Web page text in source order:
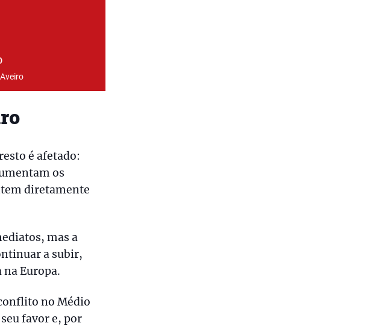
é afetado:
os
diretamente
mas a
a subir,
Europa.
no Médio
favor e, por